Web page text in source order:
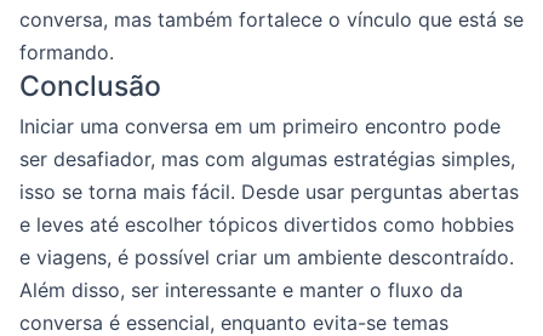
conversa, mas também fortalece o vínculo que está se
formando.
Conclusão
Iniciar uma conversa em um primeiro encontro pode
ser desafiador, mas com algumas estratégias simples,
isso se torna mais fácil. Desde usar perguntas abertas
e leves até escolher tópicos divertidos como hobbies
e viagens, é possível criar um ambiente descontraído.
Além disso, ser interessante e manter o fluxo da
conversa é essencial, enquanto evita-se temas